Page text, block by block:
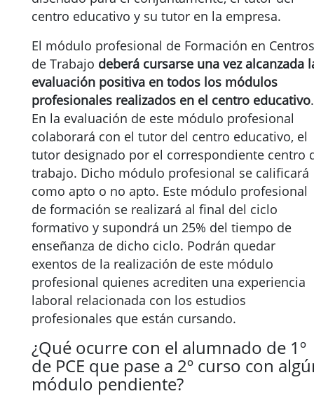
centro educativo y su tutor en la empresa.
El módulo profesional de Formación en Centros
de Trabajo deberá cursarse una vez alcanzada
evaluación positiva en todos los módulos
profesionales realizados en el centro educativo.
En la evaluación de este módulo profesional
colaborará con el tutor del centro educativo, el
tutor designado por el correspondiente centro
trabajo. Dicho módulo profesional se calificará
como apto o no apto. Este módulo profesional
de formación se realizará al final del ciclo
formativo y supondrá un 25% del tiempo de
enseñanza de dicho ciclo. Podrán quedar
exentos de la realización de este módulo
profesional quienes acrediten una experiencia
laboral relacionada con los estudios
profesionales que están cursando.
¿Qué ocurre con el alumnado de 1º
de PCE que pase a 2º curso con
módulo pendiente?